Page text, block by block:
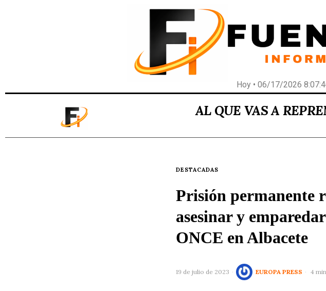
Hoy • 06/17/2026
AL QUE VAS A
DESTACADAS
Prisión permanente
asesinar y
ONCE en Albacete
19 de julio de 2023 EUROPA PRESS 4